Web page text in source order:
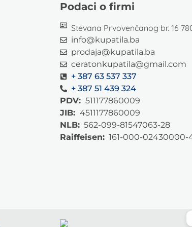
Podaci o firmi
Stevana Prvovenčanog br. 16
info@kupatila.ba
prodaja@kupatila.ba
ceratonkupatila@gmail.com
+ 387 63 537 337
+ 387 51 439 324
PDV: 511177860009
JIB: 4511177860009
NLB:562-099-81547063-28
Raiffeisen:161-000-02430000-